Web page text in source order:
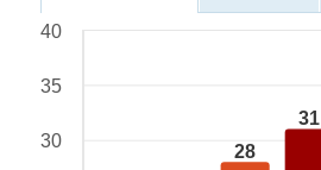
28
31
40
35
30